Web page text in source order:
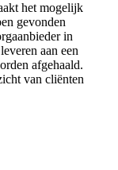
het mogelijk
gevonden
in
aan een
afgehaald.
van cliënten